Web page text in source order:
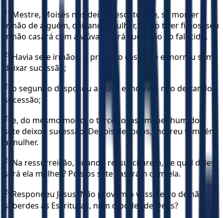
19 Mestre, Moisés nos deixou escrito que, se morrer o
irmão de alguém, deixando mulher, e não tiver filhos, seu
irmão casará com a viúva e dará sucessão ao falecido.
20 Havia sete irmãos; o primeiro casou-se e morreu sem
deixar sucessão;
21
o segundo desposou a viúva e morreu, não deixando
sucessão;
22 e, do mesmo modo, o terceiro; assim, nenhum dos
sete deixou sucessão. Depois de todos, morreu também
a mulher.
23 Na ressurreição, quando ressuscitarem, de qual deles
será ela mulher? Pois os sete casaram com ela.
24 Respondeu Jesus: Não provém o vosso erro de não
saberdes as Escrituras, nem o poder de Deus?